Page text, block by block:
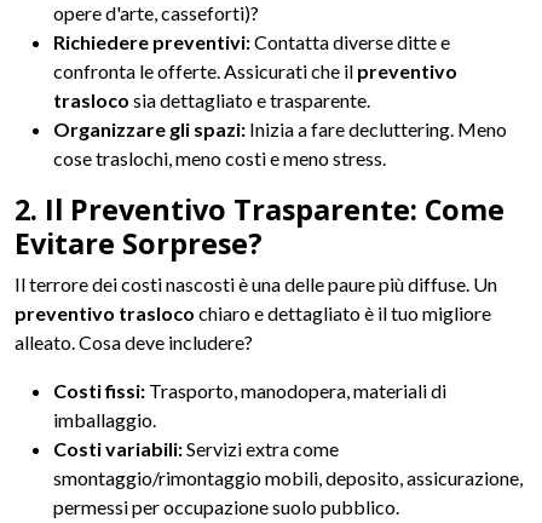
opere d'arte, casseforti)?
Richiedere preventivi:Contatta diverse ditte e
confronta le offerte. Assicurati che il preventivo
trasloco sia dettagliato e trasparente.
Organizzare gli spazi: Inizia a fare decluttering. Meno
cose traslochi, meno costi e meno stress.
2. Il Preventivo Trasparente: Come
Evitare Sorprese?
Il terrore dei costi nascosti è una delle paure più diffuse. Un
preventivo trasloco chiaro e dettagliato è il tuo migliore
alleato. Cosa deve includere?
Costi fissi: Trasporto, manodopera, materiali di
imballaggio.
Costi variabili:Servizi extra come
smontaggio/rimontaggio mobili, deposito, assicurazione,
permessi per occupazione suolo pubblico.